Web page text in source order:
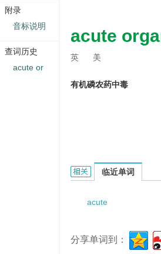
acute
英 美
有机磷农药中毒
Acute 临近单词
acute
分享单词到：
附录
音标说明
查词历史
acute or